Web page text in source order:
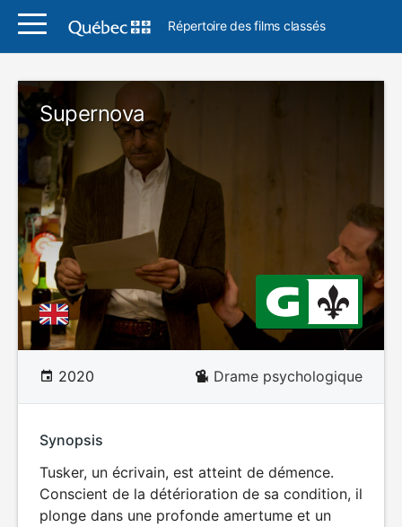
Répertoire des films classés
Supernova
2020 Drame psychologique
Synopsis
Tusker, un écrivain, est atteint de démence.
Conscient de la détérioration de sa condition, il
plonge dans une profonde amertume et un